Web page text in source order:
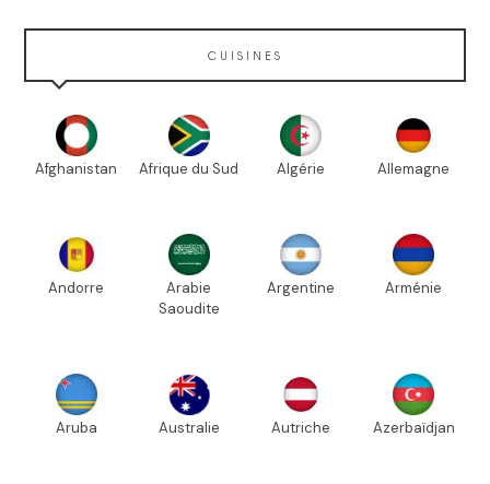
CUISINES
Afghanistan Afrique du Sud Algérie Allemagne
Andorre
Arabie
Saoudite
Argentine Arménie
Aruba Australie Autriche Azerbaïdjan